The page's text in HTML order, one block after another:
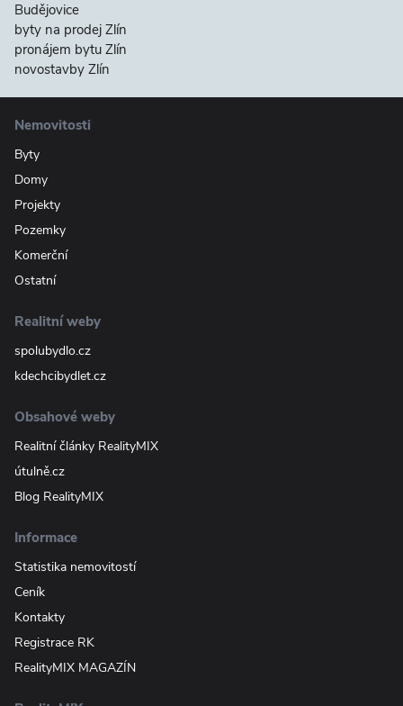
Budějovice
byty na prodej Zlín
pronájem bytu Zlín
novostavby Zlín
Nemovitosti
Byty
Domy
Projekty
Pozemky
Komerční
Ostatní
Realitní weby
spolubydlo.cz
kdechcibydlet.cz
Obsahové weby
Realitní články RealityMIX
útulně.cz
Blog RealityMIX
Informace
Statistika nemovitostí
Ceník
Kontakty
Registrace RK
RealityMIX MAGAZÍN